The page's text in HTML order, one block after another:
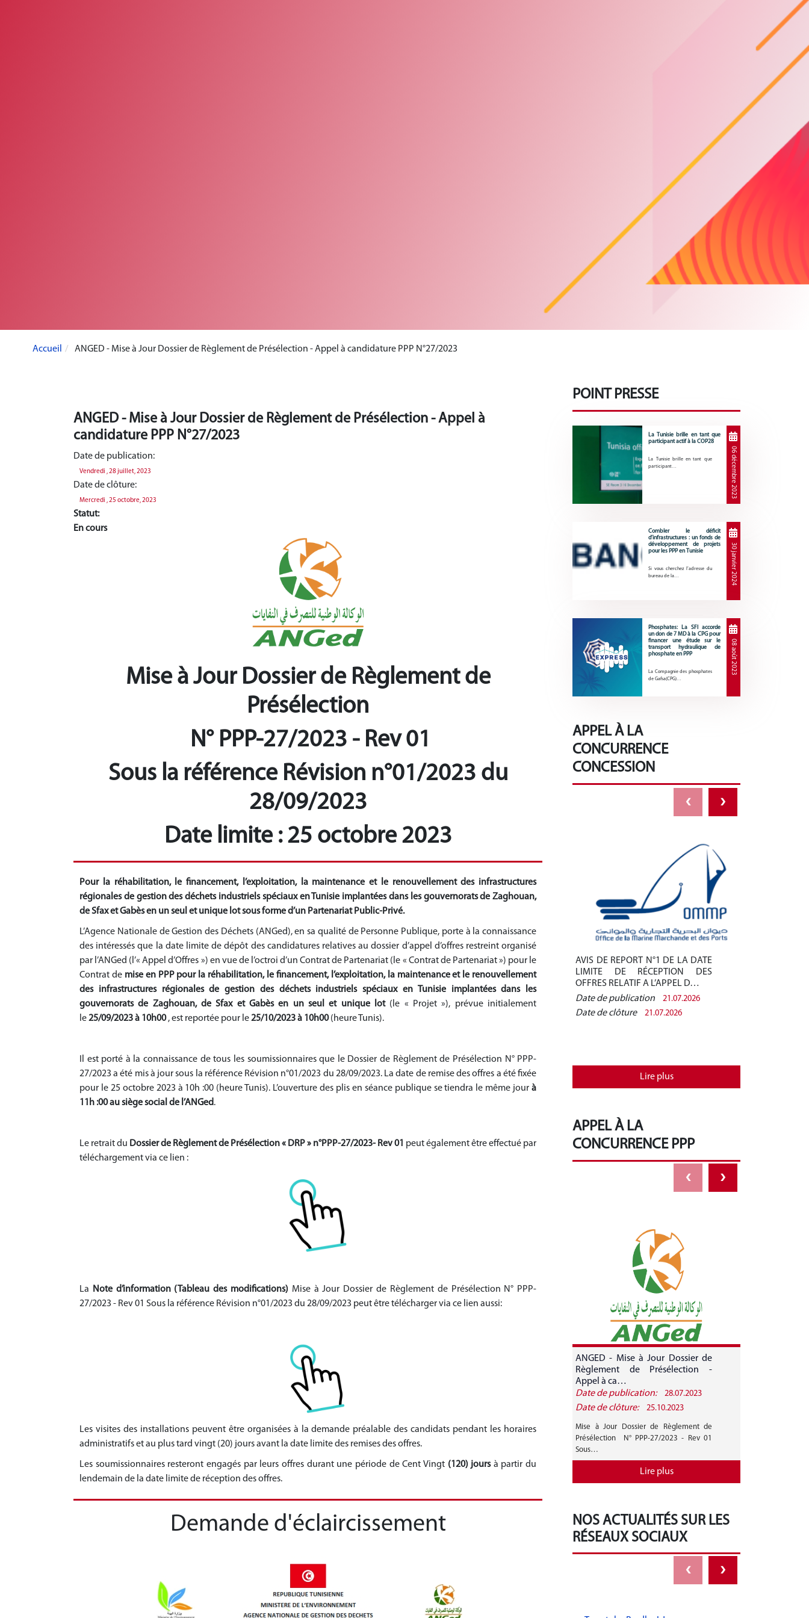
Accueil ANGED - Mise à Jour Dossier de Règlement de Présélection - Appel à candidature PPP N°27/2023
ANGED - Mise à Jour Dossier de Règlement de Présélection - Appel à
candidature PPP N°27/2023
Date de publication:
Vendredi , 28 juillet, 2023
Date de clôture:
Mercredi , 25 octobre, 2023
Statut:
En cours
Mise à Jour Dossier de Règlement de
Présélection
N° PPP-27/2023 - Rev 01
Sous la référence Révision n°01/2023 du
28/09/2023
Date limite : 25 octobre 2023
Pour la réhabilitation, le financement, l’exploitation, la maintenance et le renouvellement des infrastructures
régionales de gestion des déchets industriels spéciaux en Tunisie implantées dans les gouvernorats de Zaghouan,
de Sfax et Gabès en un seul et unique lot sous forme d’un Partenariat Public-Privé.
L’Agence Nationale de Gestion des Déchets (ANGed), en sa qualité de Personne Publique, porte à la connaissance
des intéressés que la date limite de dépôt des candidatures relatives au dossier d’appel d’offres restreint organisé
par l’ANGed (l’« Appel d’Offres ») en vue de l’octroi d’un Contrat de Partenariat (le « Contrat de Partenariat ») pour le
Contrat de mise en PPP pour la réhabilitation, le financement, l’exploitation, la maintenance et le renouvellement
des infrastructures régionales de gestion des déchets industriels spéciaux en Tunisie implantées dans les
gouvernorats de Zaghouan, de Sfax et Gabès en un seul et unique lot (le « Projet »), prévue initialement
le25/09/2023 à 10h00 , est reportée pour le25/10/2023 à 10h00(heure Tunis).
Il est porté à la connaissance de tous les soumissionnaires que le Dossier de Règlement de Présélection N° PPP-
27/2023 a été mis à jour sous la référence Révision n°01/2023 du 28/09/2023. La date de remise des offres a été fixée
pour le 25 octobre 2023 à 10h :00 (heure Tunis). L’ouverture des plis en séance publique se tiendra le même jourà
11h :00 au siège social de l’ANGed.
Le retrait du Dossier de Règlement de Présélection « DRP » n°PPP-27/2023- Rev 01 peut également être effectué par
téléchargement via ce lien :
La Note d’information (Tableau des modifications) Mise à Jour Dossier de Règlement de Présélection N° PPP-
27/2023 - Rev 01 Sous la référence Révision n°01/2023 du 28/09/2023 peut être télécharger via ce lien aussi:
Les visites des installations peuvent être organisées à la demande préalable des candidats pendant les horaires
administratifs et au plus tard vingt (20) jours avant la date limite des remises des offres.
Les soumissionnaires resteront engagés par leurs offres durant une période de Cent Vingt(120) joursà partir du
lendemain de la date limite de réception des offres.
Demande d'éclaircissement
POINT PRESSE
La Tunisie brille en tant que
participant actif à la COP28
La Tunisie brille en tant que
participant…
06 décembre 2023
Combler le déficit
d’infrastructures : un fonds de
développement de projets
pour les PPP en Tunisie
Si vous cherchez l’adresse du
bureau de la…
30 janvier 2024
Phosphates: La SFI accorde
un don de 7 MD à la CPG pour
financer une étude sur le
transport hydraulique de
phosphate en PPP
La Compagnie des phosphates
de Gafsa(CPG)…
08 août 2023
APPEL À LA
CONCURRENCE
CONCESSION
AVIS DE REPORT N°1 DE LA DATE
LIMITE DE RÉCEPTION DES
OFFRES RELATIF A L’APPEL D…
Date de publication
21.07.2026
Date de clôture 21.07.2026
Lire plus
‹ ›
APPEL À LA
CONCURRENCE PPP
ANGED - Mise à Jour Dossier de
Règlement de Présélection -
Appel à ca…
Date de publication:
28.07.2023
Date de clôture: 25.10.2023
Mise à Jour Dossier de Règlement de
Présélection N° PPP-27/2023 - Rev 01
Sous…
Lire plus
‹ ›
NOS ACTUALITÉS SUR LES
RÉSEAUX SOCIAUX
‹ ›